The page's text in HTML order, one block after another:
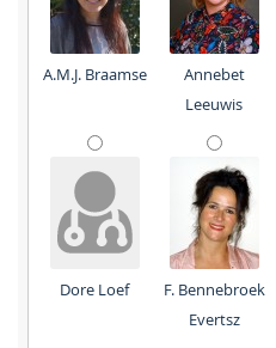
A.M.J. Braamse
Annebet
Leeuwis
Dore Loef
F. Bennebroek
Evertsz